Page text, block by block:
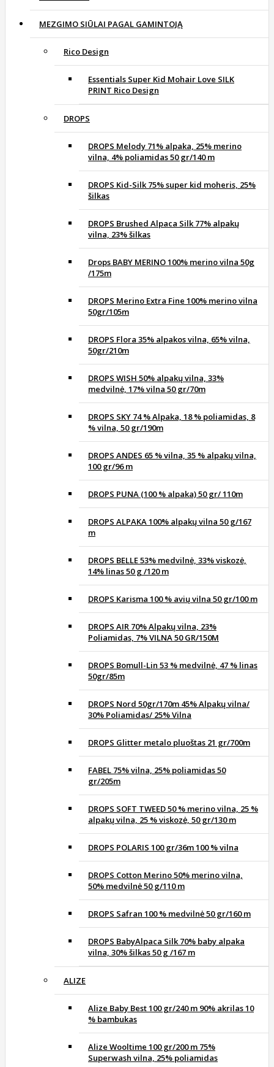
MEZGIMO SIŪLAI PAGAL GAMINTOJĄ
Rico Design
Essentials Super Kid Mohair Love SILK
PRINT Rico Design
DROPS
DROPS Melody 71% alpaka, 25% merino
vilna, 4% poliamidas 50 gr/140 m
DROPS Kid-Silk 75% super kid moheris, 25%
šilkas
DROPS Brushed Alpaca Silk 77% alpakų
vilna, 23% šilkas
Drops BABY MERINO 100% merino vilna 50g
/175m
DROPS Merino Extra Fine 100% merino vilna
50gr/105m
DROPS Flora 35% alpakos vilna, 65% vilna,
50gr/210m
DROPS WISH 50% alpakų vilna, 33%
medvilnė, 17% vilna 50 gr/70m
DROPS SKY 74 % Alpaka, 18 % poliamidas, 8
% vilna, 50 gr/190m
DROPS ANDES 65 % vilna, 35 % alpakų vilna,
100 gr/96 m
DROPS PUNA (100 % alpaka) 50 gr/ 110m
DROPS ALPAKA 100% alpakų vilna 50 g/167
m
DROPS BELLE 53% medvilnė, 33% viskozė,
14% linas 50 g /120 m
DROPS Karisma 100 % avių vilna 50 gr/100 m
DROPS AIR 70% Alpakų vilna, 23%
Poliamidas, 7% VILNA 50 GR/150M
DROPS Bomull-Lin 53 % medvilnė, 47 % linas
50gr/85m
DROPS Nord 50gr/170m 45% Alpakų vilna/
30% Poliamidas/ 25% Vilna
DROPS Glitter metalo pluoštas 21 gr/700m
FABEL 75% vilna, 25% poliamidas 50
gr/205m
DROPS SOFT TWEED 50 % merino vilna, 25 %
alpakų vilna, 25 % viskozė, 50 gr/130 m
DROPS POLARIS 100 gr/36m 100 % vilna
DROPS Cotton Merino 50% merino vilna,
50% medvilnė 50 g/110 m
DROPS Safran 100 % medvilnė 50 gr/160 m
DROPS BabyAlpaca Silk 70% baby alpaka
vilna, 30% šilkas 50 g /167 m
ALIZE
Alize Baby Best 100 gr/240 m 90% akrilas 10
% bambukas
Alize Wooltime 100 gr/200 m 75%
Superwash vilna, 25% poliamidas